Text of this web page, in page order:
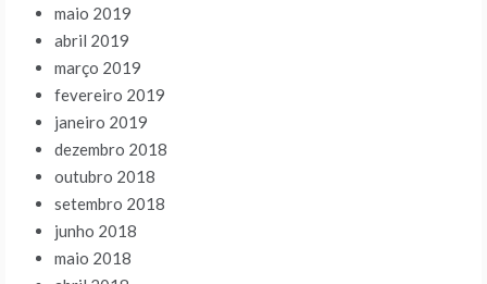
maio 2019
abril 2019
março 2019
fevereiro 2019
janeiro 2019
dezembro 2018
outubro 2018
setembro 2018
junho 2018
maio 2018